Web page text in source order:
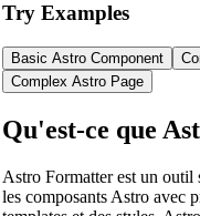
🔗Related Tools
Try Examples
Basic Astro Component
Complex Astro Page
Qu'est-ce que
Astro Formatter est un outil
les composants Astro avec